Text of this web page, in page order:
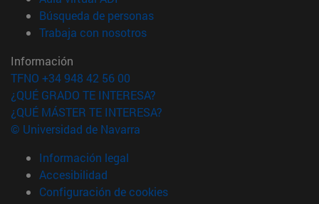
Búsqueda de personas(abre en nueva ventana)
Trabaja con nosotros(abre en nueva ventana)
Información
TFNO +34 948 42 56 00
¿QUÉ GRADO TE INTERESA?
¿QUÉ MÁSTER TE INTERESA?
© Universidad de Navarra
Información legal
Accesibilidad
Configuración de cookies